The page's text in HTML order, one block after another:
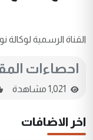
القناة الرسمية لوكالة
احصاءات
اخر الاضافات